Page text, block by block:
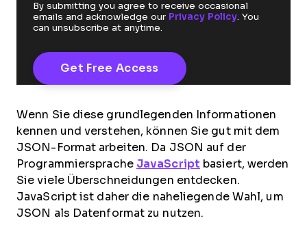
By submitting you agree to receive occasional
emails and acknowledge our Privacy Policy. You
can unsubscribe at anytime.
Wenn Sie diese grundlegenden Informationen
kennen und verstehen, können Sie gut mit dem
JSON-Format arbeiten. Da JSON auf der
Programmiersprache JavaScript basiert, werden
Sie viele Überschneidungen entdecken.
JavaScript ist daher die naheliegende Wahl, um
JSON als Datenformat zu nutzen.